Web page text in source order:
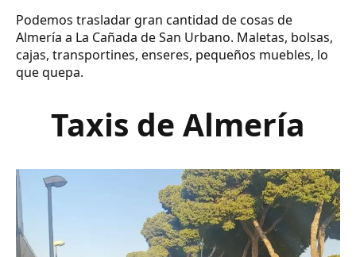
Podemos trasladar gran cantidad de cosas de
Almería a La Cañada de San Urbano. Maletas, bolsas,
cajas, transportines, enseres, pequeños muebles, lo
que quepa.
Taxis de Almería